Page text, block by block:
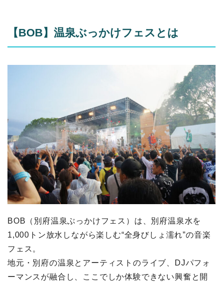
【BOB】温泉ぶっかけフェスとは
BOB（別府温泉ぶっかけフェス）は、別府温泉水を
1,000トン放水しながら楽しむ“全身びしょ濡れ”の音楽
フェス。
地元・別府の温泉とアーティストのライブ、DJパフォ
ーマンスが融合し、ここでしか体験できない興奮と開